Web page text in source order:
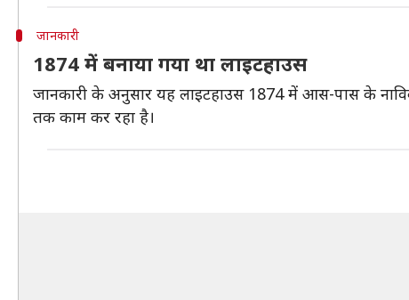
जानकारी
1874 में बनाया गया था लाइटहाउस
जानकारी के अनुसार यह लाइटहाउस 1874 में आस-पास के
तक काम कर रहा है।